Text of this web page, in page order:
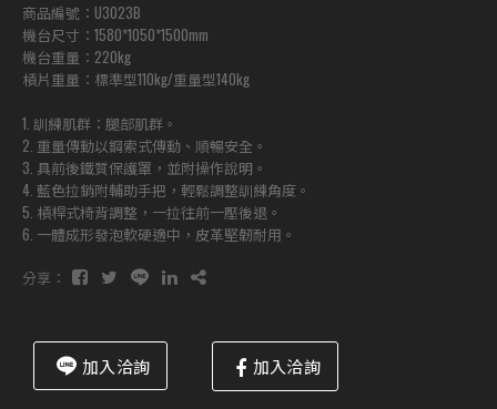
商品編號：U3023B
機台尺寸：1580*1050*1500mm
機台重量：220kg
槓片重量：標準型110kg/重量型140kg
1. 訓練肌群：腿部肌群。
2. 重量傳動以鋼索式傳動、順暢安全。
3. 具前後鐵質保護罩，並附操作說明。
4. 藍色拉銷附輔助手把，輕鬆調整訓練角度。
5. 槓桿式椅背調整，一拉往前一壓後退。
6. 一體成形發泡軟硬適中，皮革堅韌耐用。
分享：
加入洽詢 加入洽詢